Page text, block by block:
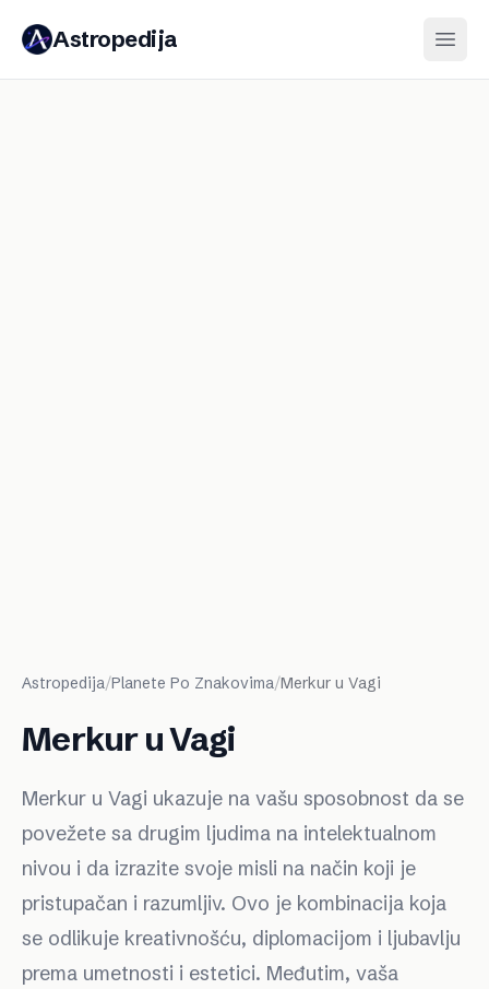
Astropedija
Astropedija/Planete Po Znakovima/Merkur u Vagi
Merkur u Vagi
Merkur u Vagi ukazuje na vašu sposobnost da se
povežete sa drugim ljudima na intelektualnom
nivou i da izrazite svoje misli na način koji je
pristupačan i razumljiv. Ovo je kombinacija koja
se odlikuje kreativnošću, diplomacijom i ljubavlju
prema umetnosti i estetici. Međutim, vaša